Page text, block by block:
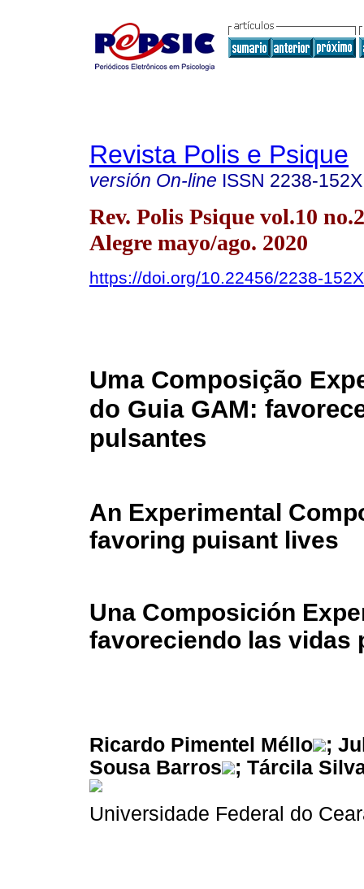
Revista Polis e Psique
versión On-line ISSN 2238-152X
Rev. Polis Psique vol.10
Alegre mayo/ago. 2020
https://doi.org/10.22456/2238-
Uma Composição
do Guia GAM:
pulsantes
An Experimental
favoring puisant lives
Una Composición
favoreciendo las vidas
Ricardo Pimentel Méllo
;
Sousa Barros
; Tárcila
Universidade Federal do